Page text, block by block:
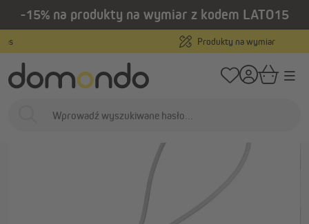
zawartości
-15% na produkty na wymiar z kodem LATO15
Produkty na wymiar
Strona główna Osłony zewnętrzne / Osłony balkonowe / Akcesoria do